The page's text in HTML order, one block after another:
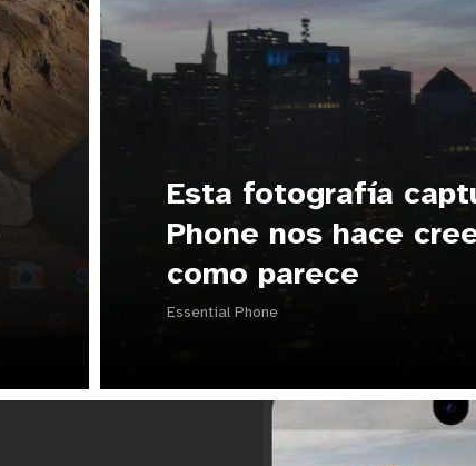
Esta fotografía
Phone nos hace
como parece
Essential Phone